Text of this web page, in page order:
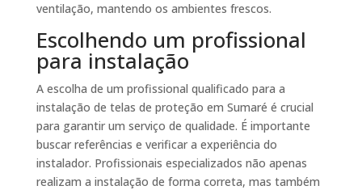
ventilação, mantendo os ambientes frescos.
Escolhendo um profissional
para instalação
A escolha de um profissional qualificado para a
instalação de telas de proteção em Sumaré é crucial
para garantir um serviço de qualidade. É importante
buscar referências e verificar a experiência do
instalador. Profissionais especializados não apenas
realizam a instalação de forma correta, mas também